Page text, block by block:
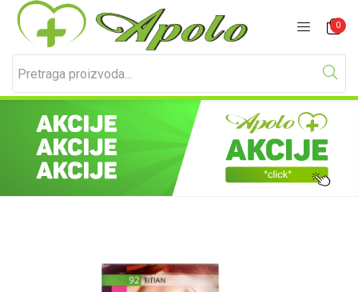
0
Prijavite se Registracija
Unesite svoje korisničko ime i lozinku za prijavu.